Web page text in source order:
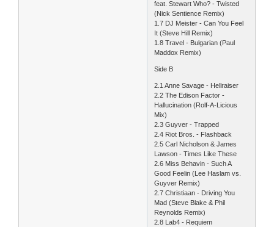
feat. Stewart Who? - Twisted
(Nick Sentience Remix)
1.7 DJ Meister - Can You Feel
It (Steve Hill Remix)
1.8 Travel - Bulgarian (Paul
Maddox Remix)
Side B
2.1 Anne Savage - Hellraiser
2.2 The Edison Factor -
Hallucination (Rolf-A-Licious
Mix)
2.3 Guyver - Trapped
2.4 Riot Bros. - Flashback
2.5 Carl Nicholson & James
Lawson - Times Like These
2.6 Miss Behavin - Such A
Good Feelin (Lee Haslam vs.
Guyver Remix)
2.7 Christiaan - Driving You
Mad (Steve Blake & Phil
Reynolds Remix)
2.8 Lab4 - Requiem